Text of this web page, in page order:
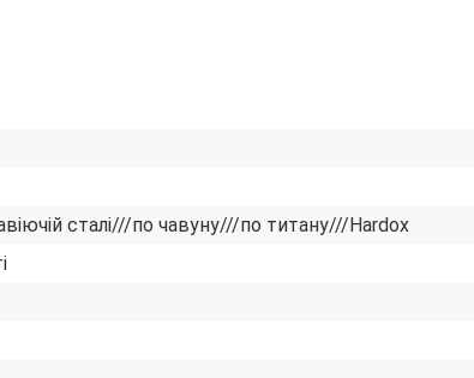
сталі///по чавуну///по титану///Hardox